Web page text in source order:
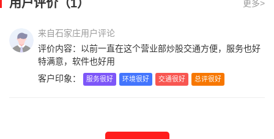
用户评价（1） 更多>
来自石家庄用户评论
评价内容：以前一直在这个营业部炒股交通方便，服务也好
特满意，软件也好用
客户印象：
服务很好 环境很好 交通很好 总评很好